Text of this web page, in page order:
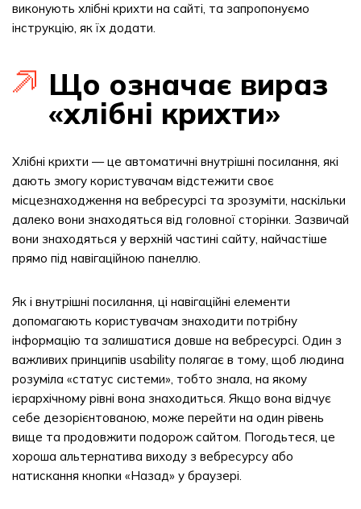
виконують хлібні крихти на сайті, та запропонуємо
інструкцію, як їх додати.
Що означає вираз
«хлібні крихти»
Хлібні крихти — це автоматичні внутрішні посилання, які
дають змогу користувачам відстежити своє
місцезнаходження на вебресурсі та зрозуміти, наскільки
далеко вони знаходяться від головної сторінки. Зазвичай
вони знаходяться у верхній частині сайту, найчастіше
прямо під навігаційною панеллю.
Як і внутрішні посилання, ці навігаційні елементи
допомагають користувачам знаходити потрібну
інформацію та залишатися довше на вебресурсі. Один з
важливих принципів usability полягає в тому, щоб людина
розуміла «статус системи», тобто знала, на якому
ієрархічному рівні вона знаходиться. Якщо вона відчує
себе дезорієнтованою, може перейти на один рівень
вище та продовжити подорож сайтом. Погодьтеся, це
хороша альтернатива виходу з вебресурсу або
натискання кнопки «Назад» у браузері.